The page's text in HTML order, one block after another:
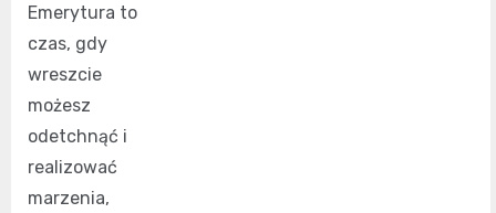
Emerytura to
czas, gdy
wreszcie
możesz
odetchnąć i
realizować
marzenia,